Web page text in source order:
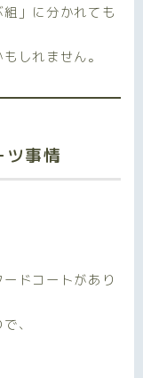
」に分かれても
しれません。
ツ事情
ドコートがあり
、